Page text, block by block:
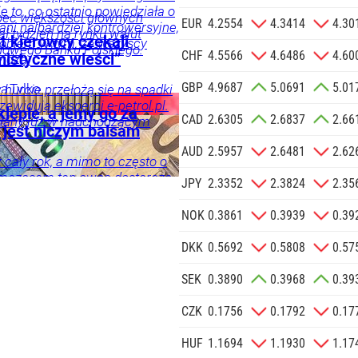
na podany
o.o. w imieniu
zlecenie jej
SIĘ
to, co ostatnio powiedziała o
najbardziej kontrowersyjne,
w tym, że wszyscy
Tylko
większości głównych
tydzień na rynku walut
Banku Polskiego.
kierowcy czekali
wieści”
przełożą się na spadki
eksperci e-petrol.pl.
już w nadchodzącym
a jemy go za
niczym balsam
rok, a mimo to często o
ten owoc dostarcza
EUR 4.2554 4.3414
CHF 4.5566 4.6486
GBP 4.9687 5.0691
CAD 2.6305 2.6837
AUD 2.5957 2.6481
JPY 2.3352 2.3824
NOK 0.3861 0.3939
DKK 0.5692 0.5808
SEK 0.3890 0.3968
CZK 0.1756 0.1792
HUF 1.1694 1.1930